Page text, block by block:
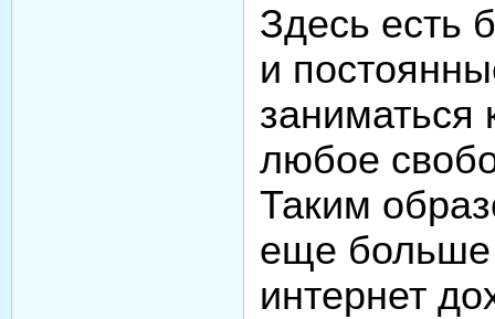
Здесь есть
и
любое
Таким
еще больше
интернет